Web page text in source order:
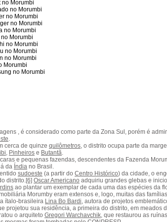
no Morumbi
no Morumbi
no Morumbi
no Morumbi
no Morumbi
Morumbi
no Morumbi
no Morumbi
no Morumbi
Morumbi
no Morumbi
, é considerado como parte da Zona Sul, porém é
.
cerca de quinze quilômetros, o distrito ocupa parte da
, Pinheiros e Butantã.
e pequenas fazendas, descendentes da Fazenda
da Índia no Brasil.
sudoeste (a partir do Centro Histórico) da cidade, o
distrito.[6] Oscar Americano adquiriu grandes glebas e
ao plantar um exemplar de cada uma das espécies da
Morumby eram extensos e, logo, muitas das
ítalo-brasileira Lina Bo Bardi, autora de projetos
projetou sua residência, a primeira do distrito, em meados
o arquiteto Gregori Warchavchik, que restaurou as